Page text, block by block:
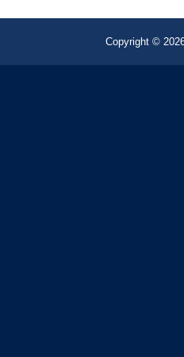
Copyright ©